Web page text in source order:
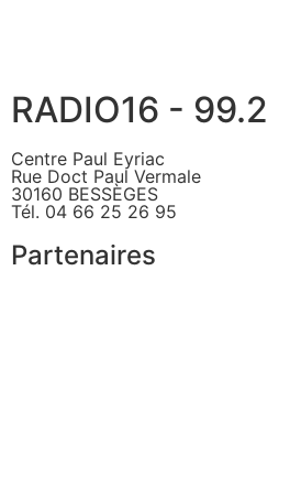
RADIO16 - 99.2
Centre Paul Eyriac
Rue Doct Paul Vermale
30160 BESSÈGES
Tél. 04 66 25 26 95
Partenaires